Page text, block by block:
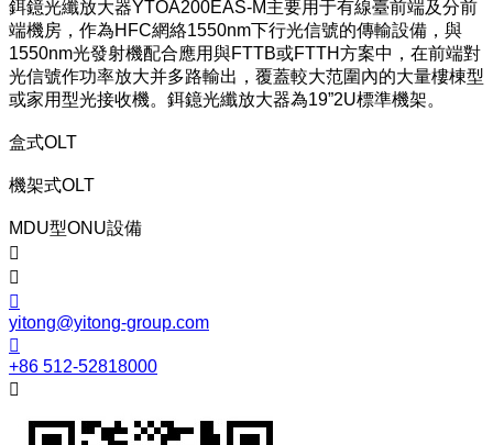
鉺鐿光纖放大器YTOA200EAS-M主要用于有線臺前端及分前
端機房，作為HFC網絡1550nm下行光信號的傳輸設備，與
1550nm光發射機配合應用與FTTB或FTTH方案中，在前端對
光信號作功率放大并多路輸出，覆蓋較大范圍內的大量樓棟型
或家用型光接收機。鉺鐿光纖放大器為19”2U標準機架。
盒式OLT
機架式OLT
MDU型ONU設備



yitong@yitong-group.com

+86 512-52818000
